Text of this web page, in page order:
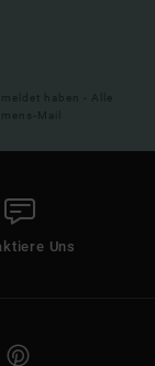
haben - Alle
Mail
Uns